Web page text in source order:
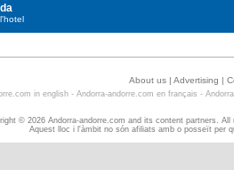
About us | Advertising |
in english- Andorra-andorre.com en français -
© 2026 Andorra-andorre.com and its content partners.
Aquest lloc i l'àmbit no són afiliats amb o posseït per